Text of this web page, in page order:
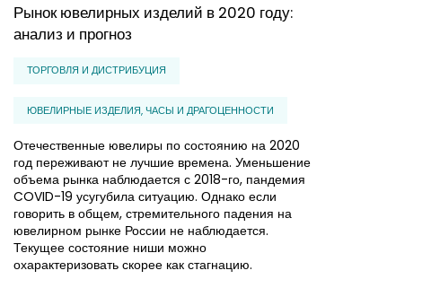
Рынок ювелирных изделий в 2020 году:
анализ и прогноз
ТОРГОВЛЯ И ДИСТРИБУЦИЯ
ЮВЕЛИРНЫЕ ИЗДЕЛИЯ, ЧАСЫ И ДРАГОЦЕННОСТИ
Отечественные ювелиры по состоянию на 2020
год переживают не лучшие времена. Уменьшение
объема рынка наблюдается с 2018-го, пандемия
COVID-19 усугубила ситуацию. Однако если
говорить в общем, стремительного падения на
ювелирном рынке России не наблюдается.
Текущее состояние ниши можно
охарактеризовать скорее как стагнацию.